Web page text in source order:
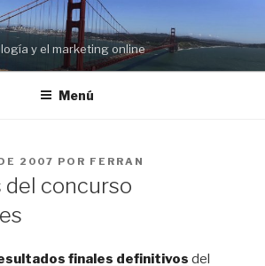
y el marketing online
Menú
2007 POR FERRAN
del concurso
finales definitivos del